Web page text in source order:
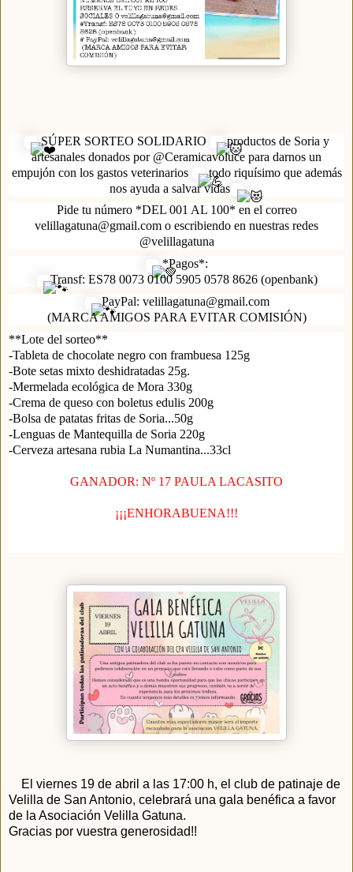
SÚPER SORTEO SOLIDARIO
productos de Soria y
artesanales donados por @Ceramicavoluce para darnos un
empujón con los gastos veterinarios
todo riquísimo que además
nos ayuda a salvar vidas
Pide tu número *DEL 001 AL 100* en el correo
velillagatuna@gmail.com o escribiendo en nuestras redes
@velillagatuna
*Pagos*:
Transf: ES78 0073 0100 5905 0578 8626 (openbank)
PayPal: velillagatuna@gmail.com
(MARCA AMIGOS PARA EVITAR COMISIÓN)
**Lote del sorteo**
-Tableta de chocolate negro con frambuesa 125g
-Bote setas mixto deshidratadas 25g.
-Mermelada ecológica de Mora 330g
-Crema de queso con boletus edulis 200g
-Bolsa de patatas fritas de Soria...50g
-Lenguas de Mantequilla de Soria 220g
-Cerveza artesana rubia La Numantina...33cl
GANADOR: Nº 17 PAULA LACASITO
¡¡¡ENHORABUENA!!!
El viernes 19 de abril a las 17:00 h, el club de patinaje de
Velilla de San Antonio, celebrará una gala benéfica a favor
de la Asociación Velilla Gatuna.
Gracias por vuestra generosidad!!